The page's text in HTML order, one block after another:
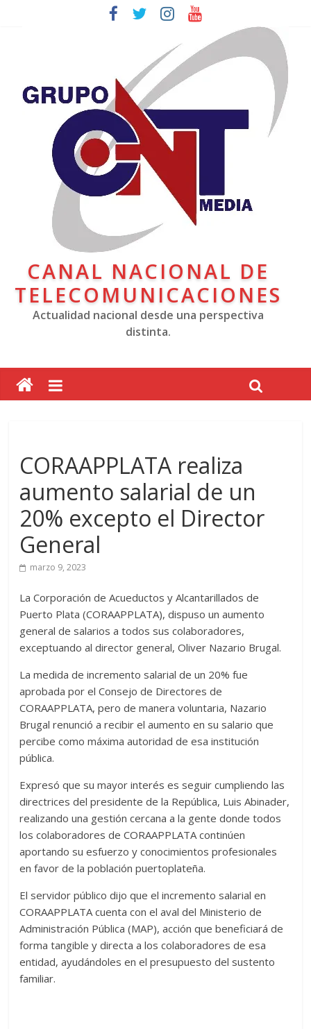
CANAL NACIONAL DE
TELECOMUNICACIONES
Actualidad nacional desde una perspectiva
distinta.
CORAAPPLATA realiza
aumento salarial de un
20% excepto el Director
General
marzo 9, 2023
La Corporación de Acueductos y Alcantarillados de
Puerto Plata (CORAAPPLATA), dispuso un aumento
general de salarios a todos sus colaboradores,
exceptuando al director general, Oliver Nazario Brugal.
La medida de incremento salarial de un 20% fue
aprobada por el Consejo de Directores de
CORAAPPLATA, pero de manera voluntaria, Nazario
Brugal renunció a recibir el aumento en su salario que
percibe como máxima autoridad de esa institución
pública.
Expresó que su mayor interés es seguir cumpliendo las
directrices del presidente de la República, Luis Abinader,
realizando una gestión cercana a la gente donde todos
los colaboradores de CORAAPPLATA continúen
aportando su esfuerzo y conocimientos profesionales
en favor de la población puertoplateña.
El servidor público dijo que el incremento salarial en
CORAAPPLATA cuenta con el aval del Ministerio de
Administración Pública (MAP), acción que beneficiará de
forma tangible y directa a los colaboradores de esa
entidad, ayudándoles en el presupuesto del sustento
familiar.